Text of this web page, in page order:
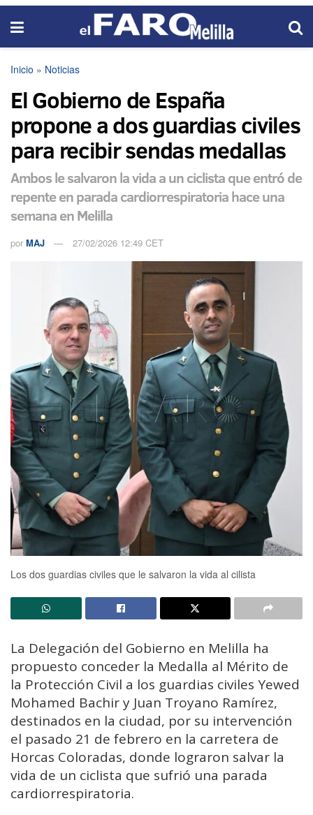
Inicio » Noticias
El Gobierno de España
propone a dos guardias civiles
para recibir sendas medallas
Ambos le salvaron la vida a un ciclista que entró de
repente en parada cardiorrespiratoria hace una
semana en Melilla
por MAJ 27/02/2026 12:49 CET
Los dos guardias civiles que le salvaron la vida al cilista
La Delegación del Gobierno en Melilla ha
propuesto conceder la Medalla al Mérito de
la Protección Civil a los guardias civiles Yewed
Mohamed Bachir y Juan Troyano Ramírez,
destinados en la ciudad, por su intervención
el pasado 21 de febrero en la carretera de
Horcas Coloradas, donde lograron salvar la
vida de un ciclista que sufrió una parada
cardiorrespiratoria.